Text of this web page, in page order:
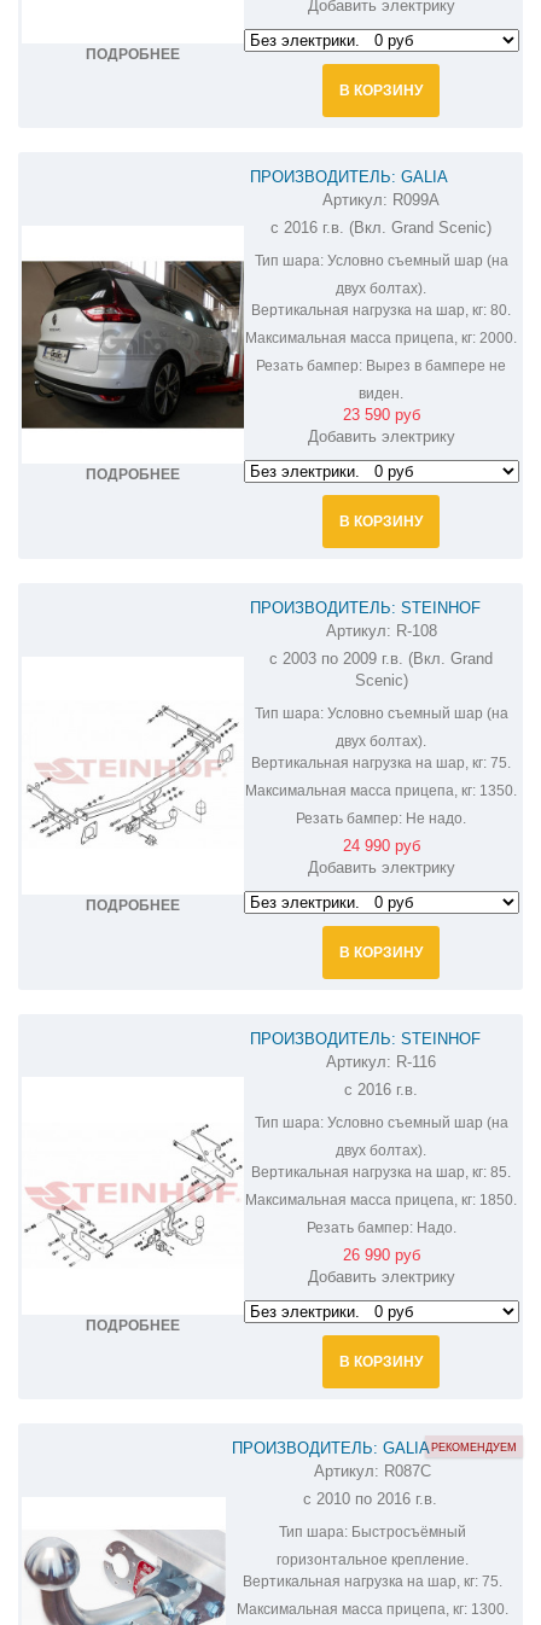
ПОДРОБНЕЕ
Добавить электрику
В КОРЗИНУ
ПОДРОБНЕЕ
ПРОИЗВОДИТЕЛЬ: GALIA
ФАРКОП НА RENAULT SCENIC R099A
Артикул: R099A
с 2016 г.в. (Вкл. Grand Scenic)
Тип шара:Условно съемный шар (на
двух болтах).
Вертикальная нагрузка на шар, кг: 80.
Максимальная масса прицепа, кг: 2000.
Резать бампер: Вырез в бампере не
виден.
23 590 руб
Добавить электрику
В КОРЗИНУ
ПОДРОБНЕЕ
ПРОИЗВОДИТЕЛЬ: STEINHOF
ФАРКОП НА RENAULT SCENIC R-108
Артикул: R-108
с 2003 по 2009 г.в. (Вкл. Grand
Scenic)
Тип шара:Условно съемный шар (на
двух болтах).
Вертикальная нагрузка на шар, кг: 75.
Максимальная масса прицепа, кг: 1350.
Резать бампер: Не надо.
24 990 руб
Добавить электрику
В КОРЗИНУ
ПОДРОБНЕЕ
ПРОИЗВОДИТЕЛЬ: STEINHOF
ФАРКОП НА RENAULT SCENIC R-116
Артикул: R-116
с 2016 г.в.
Тип шара:Условно съемный шар (на
двух болтах).
Вертикальная нагрузка на шар, кг: 85.
Максимальная масса прицепа, кг: 1850.
Резать бампер:Надо.
26 990 руб
Добавить электрику
В КОРЗИНУ
ПРОИЗВОДИТЕЛЬ: GALIA
ОЦИНКОВАННЫЙ ФАРКОП НА
RENAULT SCENIC R087C
Артикул: R087C
с 2010 по 2016 г.в.
Тип шара:Быстросъёмный
горизонтальное крепление.
Вертикальная нагрузка на шар, кг:75.
Максимальная масса прицепа, кг:1300.
РЕКОМЕНДУЕМ